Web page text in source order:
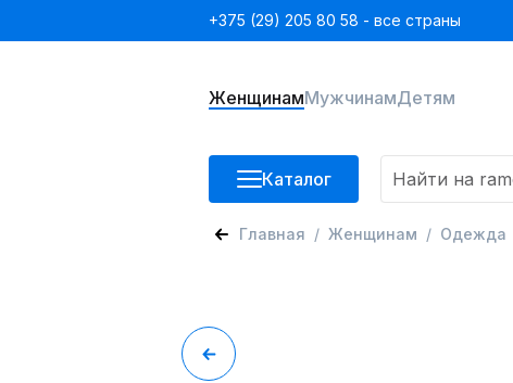
+375 (29) 205 80 58 - все страны
ЖенщинамМужчинамДетям
Каталог
Главная Женщинам Одежда